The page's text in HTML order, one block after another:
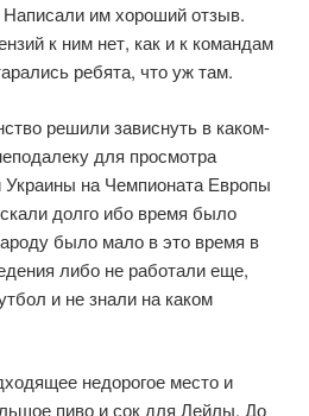
Написали им хороший отзыв.
к ним нет, как и к командам
ребята, что уж там.
решили зависнуть в каком-
для просмотра
Украины на Чемпионата Европы
долго ибо время было
было мало в это время в
либо не работали еще,
и не знали на каком
недорогое место и
пиво и сок для Лейлы. До